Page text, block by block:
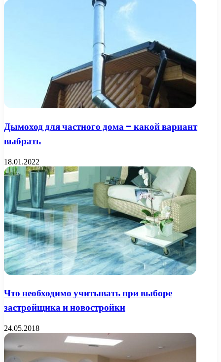
Дымоход для частного дома – какой вариант
выбрать
18.01.2022
Что необходимо учитывать при выборе
застройщика и новостройки
24.05.2018